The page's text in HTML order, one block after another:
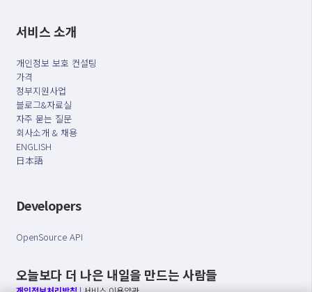
서비스 소개
개인정보 보호 컨설팅
가격
정부지원사업
블로그&자료실
자주 묻는 질문
회사소개 & 채용
ENGLISH
日本語
Developers
OpenSource API
오늘보다 더 나은 내일을 만드는 사람들